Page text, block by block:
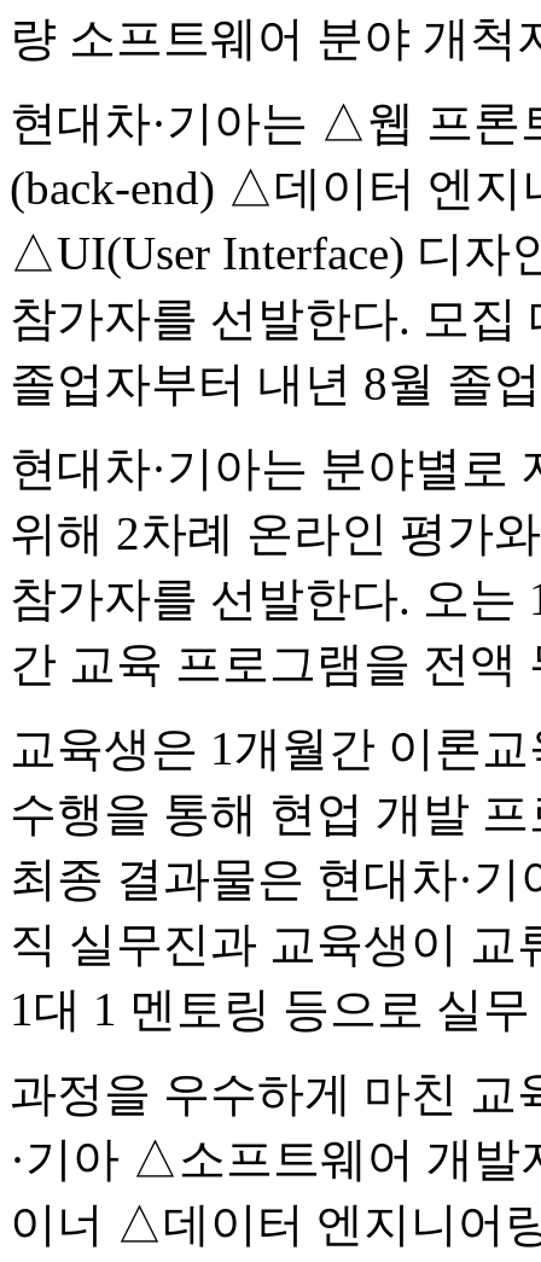
량 소프트웨어 분야 개척
현대차·기아는 △웹 프
(back-end) △데이터 엔
△UI(User Interface) 디자
참가자를 선발한다. 모집
졸업자부터 내년 8월 졸
현대차·기아는 분야별로
위해 2차례 온라인 평가
참가자를 선발한다. 오는
간 교육 프로그램을 전액
교육생은 1개월간 이론
수행을 통해 현업 개발
최종 결과물은 현대차·
직 실무진과 교육생이 교
1대 1 멘토링 등으로 실
과정을 우수하게 마친 교
·기아 △소프트웨어 개
이너 △데이터 엔지니어